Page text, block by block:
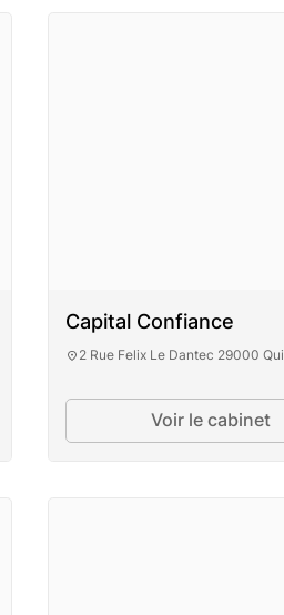
Capital Confiance
2 Rue Felix Le Dantec 29000
Voir le cabinet